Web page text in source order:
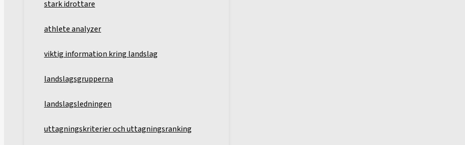
stark idrottare
athlete analyzer
viktig information kring landslag
landslagsgrupperna
landslagsledningen
uttagningskriterier och uttagningsranking